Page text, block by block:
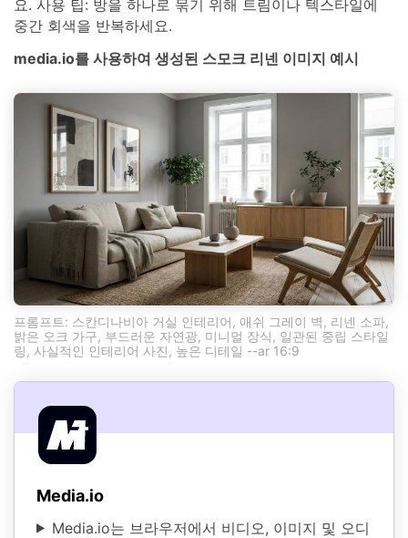
요. 사용 팁: 방을 하나로 묶기 위해 트림이나 텍스타일에
중간 회색을 반복하세요.
media.io를 사용하여 생성된 스모크 리넨 이미지 예시
프롬프트: 스칸디나비아 거실 인테리어, 애쉬 그레이 벽, 리넨 소파,
밝은 오크 가구, 부드러운 자연광, 미니멀 장식, 일관된 중립 스타일
링, 사실적인 인테리어 사진, 높은 디테일 --ar 16:9
Media.io
Media.io는 브라우저에서 비디오, 이미지 및 오디